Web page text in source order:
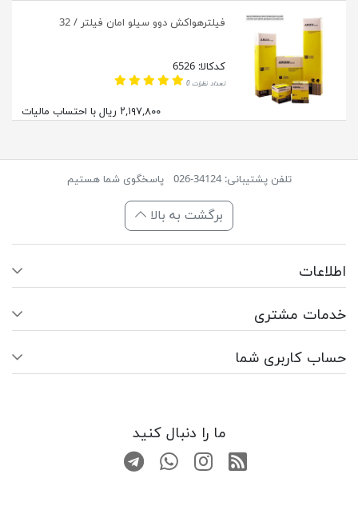
فیلترهواکش دوو سیلو امان فیلتر / 32
کدکالا: 6526
تعداد نظرات 0
۲,۱۹۷,۸۰۰ ریال با احتساب مالیات
تلفن پشتیبانی: 34124-026 پاسخگوی شما هستیم
برگشت به بالا
اطلاعات
خدمات مشتری
حساب کاربری شما
ما را دنبال کنید
RSS صفحه اینستاگرام
تماس با واتس اپ
کانال تلگرام